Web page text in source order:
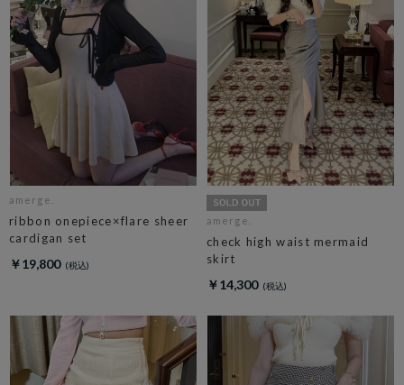
amerge.
ribbon onepiece×flare sheer
cardigan set
￥19,800
amerge.
check high waist mermaid
skirt
￥14,300